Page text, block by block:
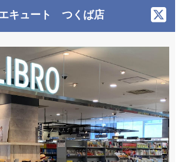
キュート つくば店